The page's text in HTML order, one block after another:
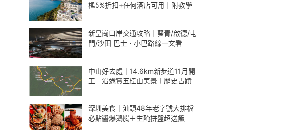
檻5%折扣+任何酒店可用｜附教學
新皇崗口岸交通攻略｜葵青/啟德/屯
門/沙田 巴士、小巴路線一文看
中山好去處｜14.6km新步道11月開
工 沿途賞五桂山美景＋歷史古蹟
深圳美食｜汕頭48年老字號大排檔
必點醬爆鵝腸＋生醃拼盤超送飯